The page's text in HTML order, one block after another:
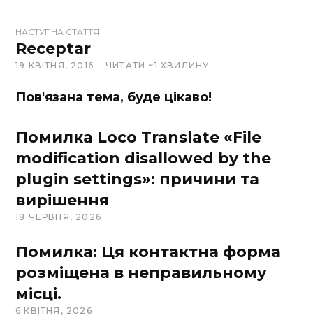
t
e
НАСТУПНА СТАТТЯ
Receptar
19 КВІТНЯ, 2016 ЧИТАТИ ~1 ХВИЛИНУ
Пов'язана тема, буде цікаво!
Помилка Loco Translate «File
modification disallowed by the
plugin settings»: причини та
вирішення
18 ЧЕРВНЯ, 2026
Помилка: Ця контактна форма
розміщена в неправильному
місці.
6 КВІТНЯ, 2026